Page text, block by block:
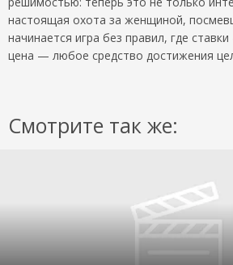
настоящая охота за женщиной,
начинается игра без правил, где
цена — любое средство достижения
Смотрите так же: